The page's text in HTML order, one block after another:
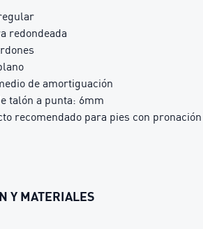
redondeada
de amortiguación
talón a punta: 6mm
recomendado para pies con pronación
Y MATERIALES